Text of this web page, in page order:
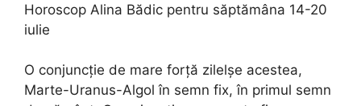
Horoscop Alina Bădic pentru săptămâna 14-20
iulie
O conjuncție de mare forță zilelșe acestea,
Marte-Uranus-Algol în semn fix, în primul semn